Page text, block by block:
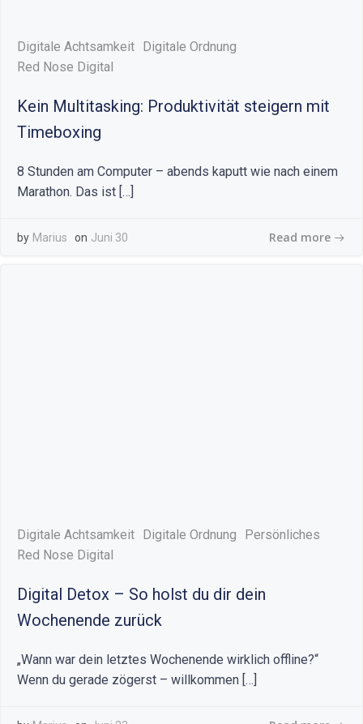
Digitale Achtsamkeit Digitale Ordnung
Red Nose Digital
Kein Multitasking: Produktivität steigern mit
Timeboxing
8 Stunden am Computer – abends kaputt wie nach einem
Marathon. Das ist […]
by Marius on Juni 30 Read more
Digitale Achtsamkeit Digitale Ordnung
Persönliches
Red Nose Digital
Digital Detox – So holst du dir dein
Wochenende zurück
„Wann war dein letztes Wochenende wirklich offline?“
Wenn du gerade zögerst – willkommen […]